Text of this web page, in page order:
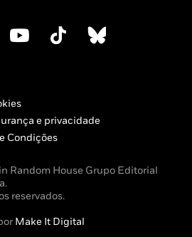
e privacidade
Condições
Random House Grupo Editorial
reservados.
Make It Digital